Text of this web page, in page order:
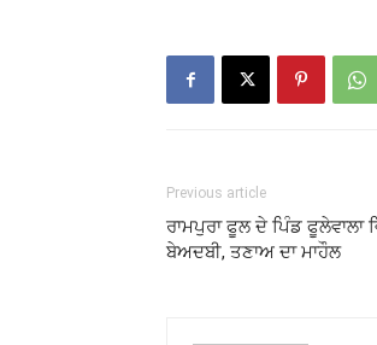
Previous article
ਰਾਮਪੁਰਾ ਫੂਲ ਦੇ ਪਿੰਡ ਫੂਲੇਵਾਲਾ
ਬੇਅਦਬੀ, ਤਣਾਅ ਦਾ ਮਾਹੌਲ